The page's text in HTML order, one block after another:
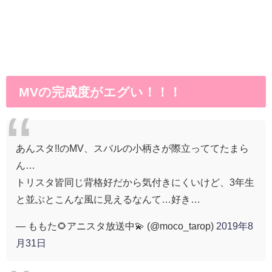
MVの完成度がエグい！！！
あんスタ!!のMV、スバルの小柄さが際立っててたまら
ん…
トリスタ皆同じ背格好だから気付きにくいけど、3年生
と並ぶとこんな風に見えるなんて…好き…
— ももた🌻アニスタ放送中💫 (@moco_tarop) 2019年8
月31日